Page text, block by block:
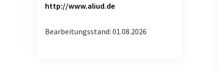
http://www.aliud.de
Bearbeitungsstand: 01.08.2026